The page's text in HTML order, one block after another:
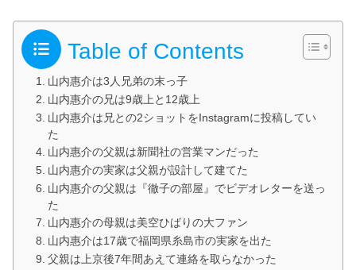
Table of Contents
山内惠介は3人兄弟の末っ子
山内惠介の兄は9歳上と12歳上
山内惠介は兄との2ショットをInstagramに投稿してい
た
山内惠介の父親は新聞社の営業マンだった
山内惠介の実家は父親が設計して建てた
山内惠介の父親は『徹子の部屋』でビデオレターを送っ
た
山内惠介の母親は美空ひばりの大ファン
山内惠介は17歳で福岡県糸島市の実家を出た
父親は上京後7年間あえて連絡を取らなかった